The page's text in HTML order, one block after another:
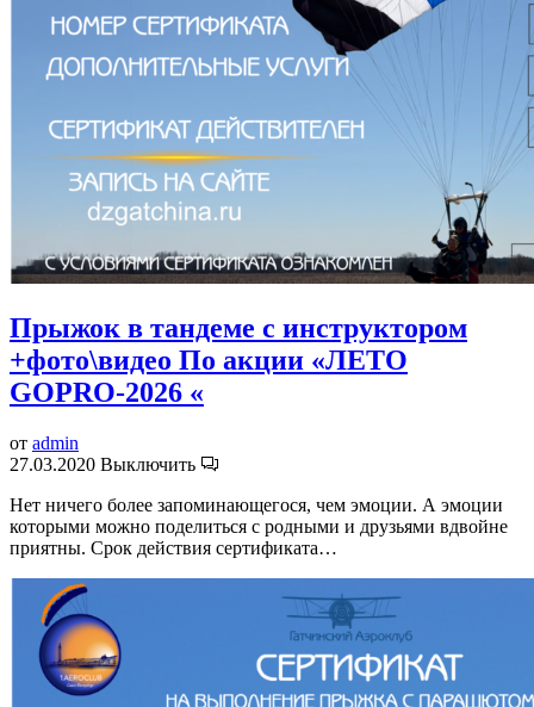
Прыжок в тандеме с инструктором
+фото\видео По акции «ЛЕТО
GOPRO-2026 «
от admin
27.03.2020 Выключить
Нет ничего более запоминающегося, чем эмоции. А эмоции
которыми можно поделиться с родными и друзьями вдвойне
приятны. Срок действия сертификата…